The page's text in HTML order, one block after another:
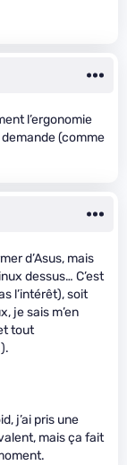
l’ergonomie
(comme
d’Asus, mais
dessus… C’est
l’intérêt), soit
je sais m’en
tout
j’ai pris une
mais ça fait